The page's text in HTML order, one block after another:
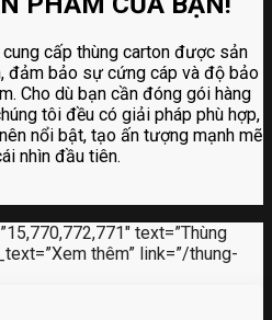
cấp thùng carton được sản
đảm bảo sự cứng cáp và độ bảo
Cho dù bạn cần đóng gói hàng
tôi đều có giải pháp phù hợp,
nổi bật, tạo ấn tượng mạnh mẽ
nhìn đầu tiên.
text=”Thùng
thêm” link=”/thung-